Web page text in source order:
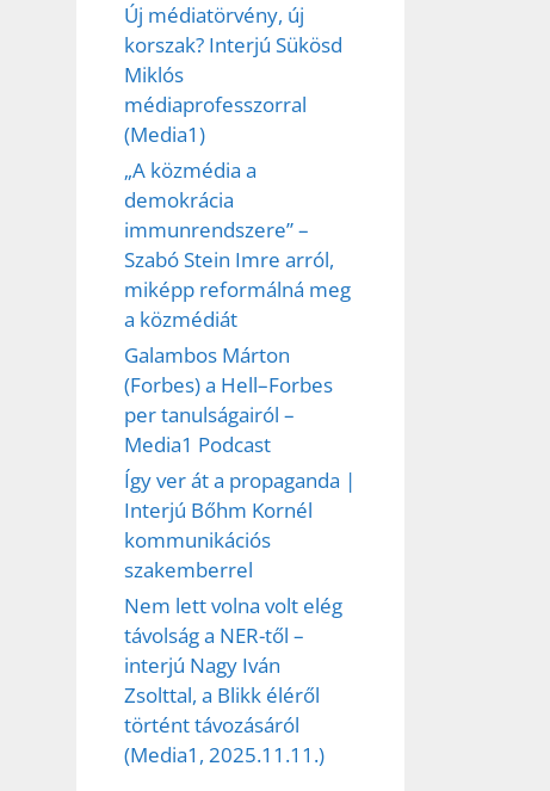
Új médiatörvény, új
korszak? Interjú Sükösd
Miklós
médiaprofesszorral
(Media1)
„A közmédia a
demokrácia
immunrendszere” –
Szabó Stein Imre arról,
miképp reformálná meg
a közmédiát
Galambos Márton
(Forbes) a Hell–Forbes
per tanulságairól –
Media1 Podcast
Így ver át a propaganda |
Interjú Bőhm Kornél
kommunikációs
szakemberrel
Nem lett volna volt elég
távolság a NER-től –
interjú Nagy Iván
Zsolttal, a Blikk éléről
történt távozásáról
(Media1, 2025.11.11.)